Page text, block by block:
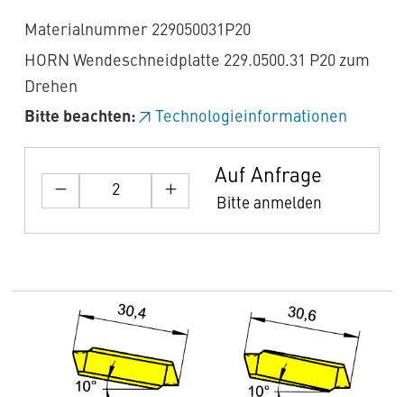
Materialnummer 229050031P20
HORN Wendeschneidplatte 229.0500.31 P20 zum
Drehen
Bitte beachten:
Technologieinformationen
Auf Anfrage
Bitte anmelden